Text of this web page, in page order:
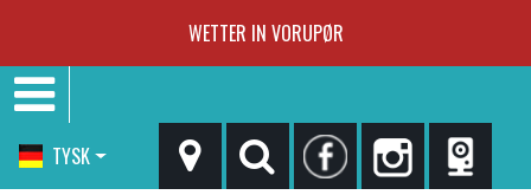
WETTER IN VORUPØR
TYSK